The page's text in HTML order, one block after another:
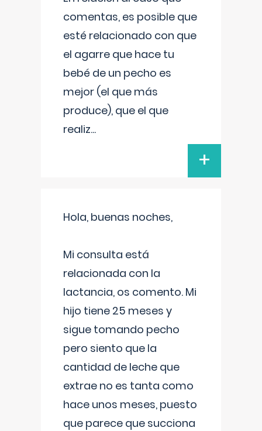
comentas, es posible que
esté relacionado con que
el agarre que hace tu
bebé de un pecho es
mejor (el que más
produce), que el que
realiz...
+
Hola, buenas noches,
Mi consulta está
relacionada con la
lactancia, os comento. Mi
hijo tiene 25 meses y
sigue tomando pecho
pero siento que la
cantidad de leche que
extrae no es tanta como
hace unos meses, puesto
que parece que succiona